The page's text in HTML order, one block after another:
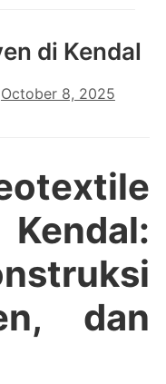
di Kendal
October 8, 2025
dan